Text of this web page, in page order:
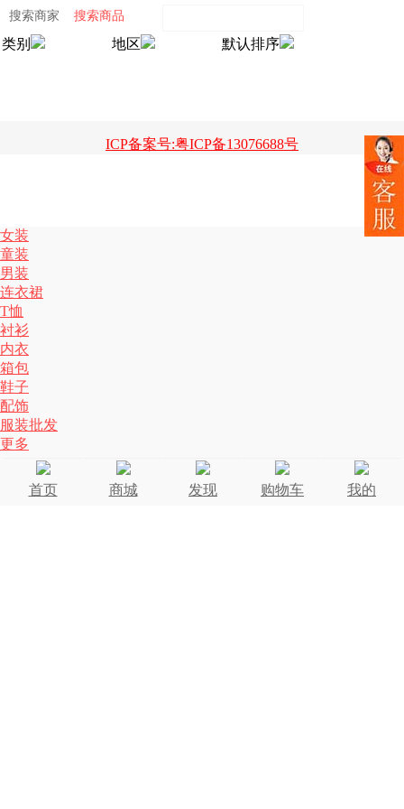
搜索商家 搜索商品
类别 地区 默认排序
ICP备案号:粤ICP备13076688号
女装
童装
男装
连衣裙
T恤
衬衫
内衣
箱包
鞋子
配饰
服装批发
更多
首页 商城 发现 购物车 我的